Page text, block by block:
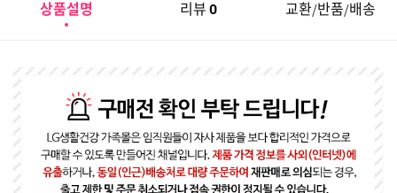
상품설명 리뷰 0 교환/반품/배송